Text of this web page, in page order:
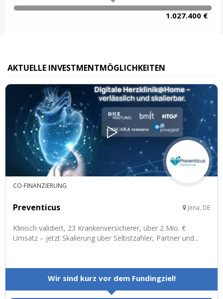
1.027.400 €
AKTUELLE INVESTMENTMÖGLICHKEITEN
CO-FINANZIERUNG
Preventicus Jena, DE
Klinisch validiert, 23 Krankenversicherer, über 2 Mio. €
Umsatz – jetzt Skalierung über Selbstzahler, Partner und...
Wir sind kurz vor dem Fundingziel!